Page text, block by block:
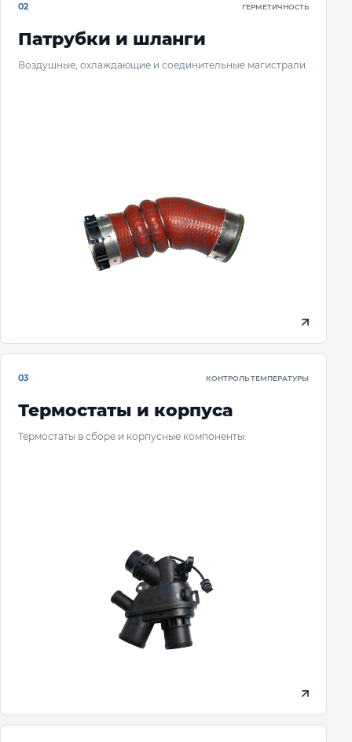
02 ГЕРМЕТИЧНОСТЬ
Патрубки и шланги
Воздушные, охлаждающие и соединительные магистрали.
03 КОНТРОЛЬ ТЕМПЕРАТУРЫ
Термостаты и корпуса
Термостаты в сборе и корпусные компоненты.